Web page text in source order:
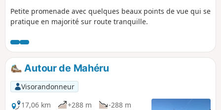
Petite promenade avec quelques beaux points de vue qui se
pratique en majorité sur route tranquille.
Autour de Mahéru
Visorandonneur
17,06 km
+288 m
-288 m